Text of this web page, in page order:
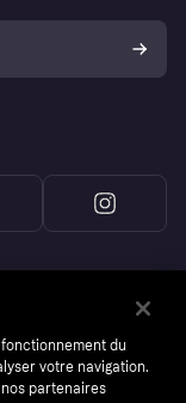
du
votre navigation.
partenaires